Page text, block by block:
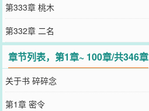
第333章 桃木
第332章 二名
章节列表，第1章~ 100章/共346章
关于书 碎碎念
第1章 密令